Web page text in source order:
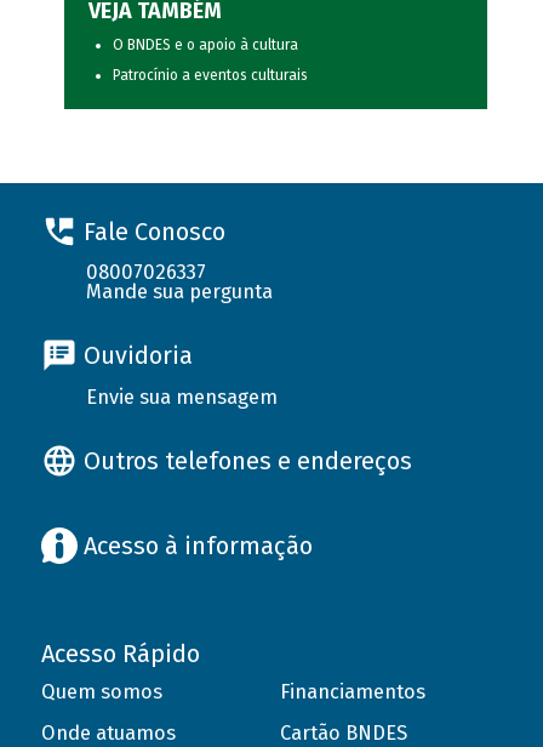
VEJA TAMBÉM
O BNDES e o apoio à cultura
Patrocínio a eventos culturais
Fale Conosco
08007026337
Mande sua pergunta
Ouvidoria
Envie sua mensagem
Outros telefones e endereços
Acesso à informação
Acesso Rápido
Quem somos
Onde atuamos
Financiamentos
Cartão BNDES